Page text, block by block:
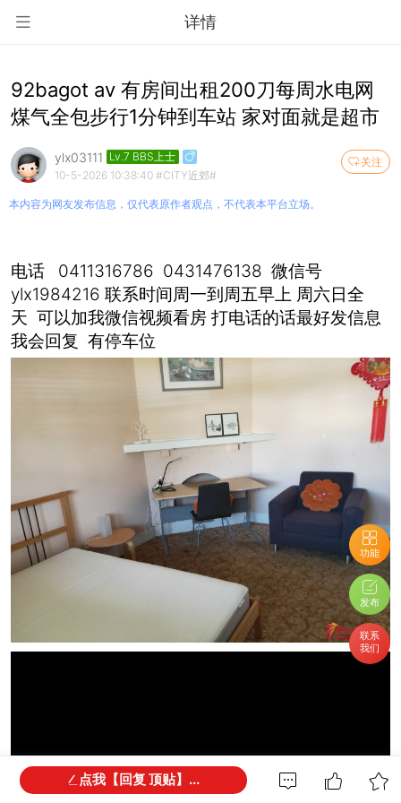
详情
功能
发布
联系
我们
92bagot av 有房间出租200刀每周水电网
煤气全包步行1分钟到车站 家对面就是超市
关注
ylx03111 Lv.7 BBS上士
10-5-2026 10:38:40 #CITY近郊#
本内容为网友发布信息，仅代表原作者观点，不代表本平台立场。
电话 0411316786 0431476138 微信号
ylx1984216 联系时间周一到周五早上 周六日全
天 可以加我微信视频看房 打电话的话最好发信息
我会回复 有停车位
点我【回复 顶贴】...